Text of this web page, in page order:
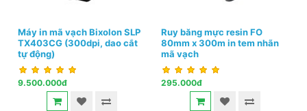
Máy in mã vạch Bixolon SLP
TX403CG (300dpi, dao cắt
tự động)
9.500.000đ
Ruy băng mực resin FO
80mm x 300m in tem nhãn
mã vạch
295.000đ